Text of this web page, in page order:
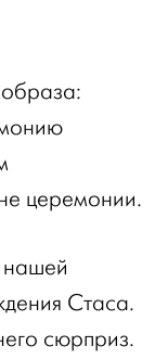
церемонии.
нашей
Стаса.
сюрприз.